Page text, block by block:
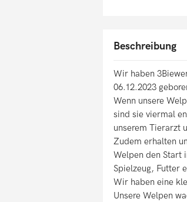
Beschreibung
Wir haben
06.12.2023
Wenn unsere
sind sie viermal
unserem Tierarzt
Zudem erhalten
Welpen den Start
Spielzeug, Futter
Wir haben eine
Unsere Welpen